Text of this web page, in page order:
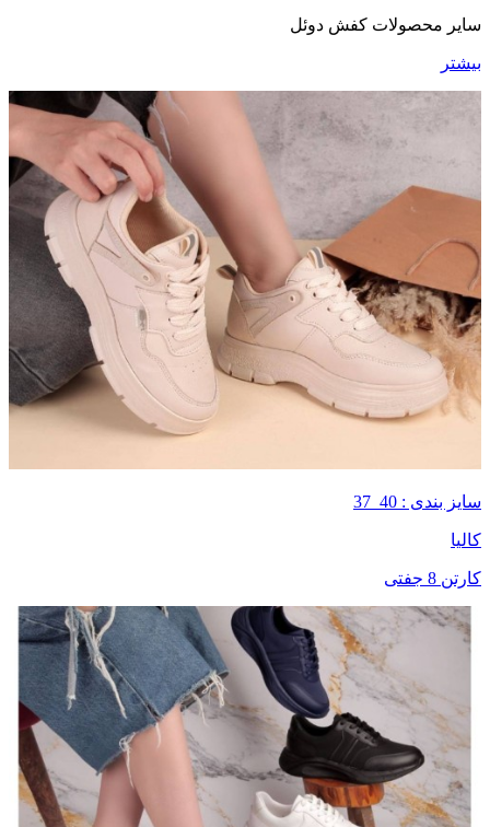
سایر محصولات کفش دوئل
بیشتر
سایز بندی : 40_37
کالیا
کارتن 8 جفتی